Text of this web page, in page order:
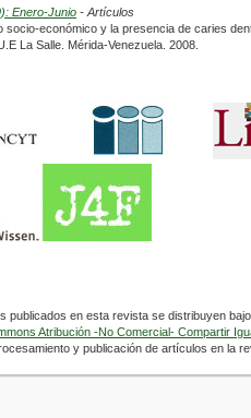
Enero-Junio - Artículos
socio-económico y la presencia de caries
La Salle. Mérida-Venezuela. 2008.
publicados en esta revista se distribuyen
Atribución -No Comercial- Compartir
y publicación de artículos en la